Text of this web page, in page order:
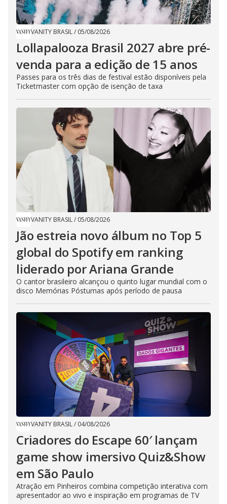
VANITY BRASIL/ 05/08/2026
Lollapalooza Brasil 2027 abre pré-
venda para a edição de 15 anos
Passes para os três dias de festival estão disponíveis pela
Ticketmaster com opção de isenção de taxa
VANITY BRASIL/ 05/08/2026
Jão estreia novo álbum no Top 5
global do Spotify em ranking
liderado por Ariana Grande
O cantor brasileiro alcançou o quinto lugar mundial com o
disco Memórias Póstumas após período de pausa
VANITY BRASIL/ 04/08/2026
Criadores do Escape 60′ lançam
game show imersivo Quiz&Show
em São Paulo
Atração em Pinheiros combina competição interativa com
apresentador ao vivo e inspiração em programas de TV